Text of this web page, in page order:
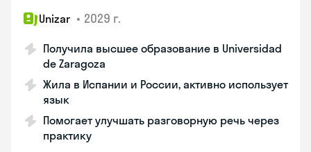
Unizar • 2029 г.
Получила высшее образование в Universidad
de Zaragoza
Жила в Испании и России, активно использует
язык
Помогает улучшать разговорную речь через
практику